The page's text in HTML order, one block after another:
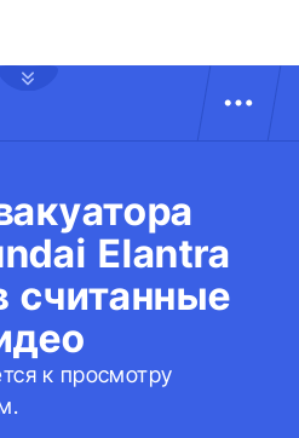
Elantra
считанные
к просмотру